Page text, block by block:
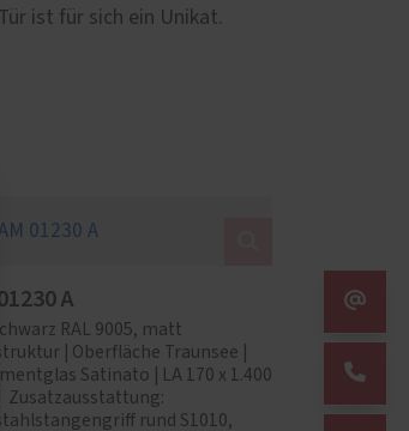
ist für sich ein Unikat.
01230 A
RAL 9005, matt
| Oberfläche Traunsee |
Satinato | LA 170 x 1.400
Zusatzausstattung:
rund S1010,